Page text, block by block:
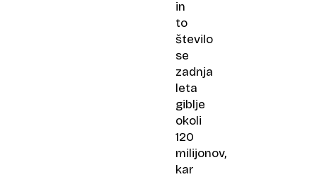
in
to
število
se
zadnja
leta
giblje
okoli
120
milijonov,
kar